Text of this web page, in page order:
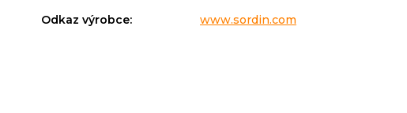
Odkaz výrobce: www.sordin.com